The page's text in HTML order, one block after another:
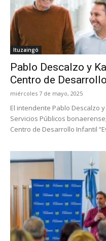
Ituzaingó
Pablo Descalzo y
Centro de
miércoles 7 de mayo, 2025
El intendente Pablo Descalzo
Servicios Públicos
Centro de Desarrollo Infantil